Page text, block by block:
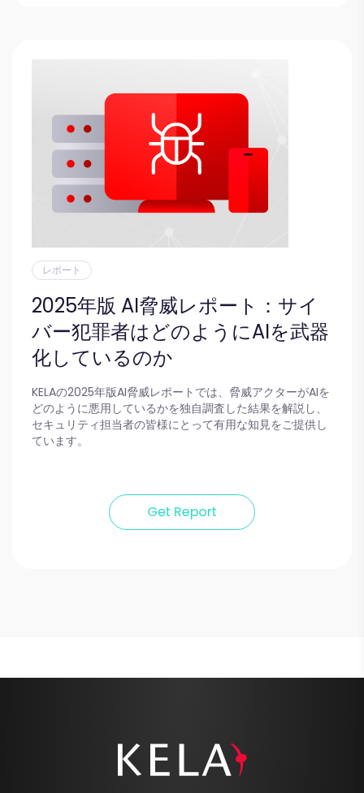
レポート
2025年版 AI脅威レポート：サイ
バー犯罪者はどのようにAIを武器
化しているのか
KELAの2025年版AI脅威レポートでは、脅威アクターがAIを
どのように悪用しているかを独自調査した結果を解説し、
セキュリティ担当者の皆様にとって有用な知見をご提供し
ています。